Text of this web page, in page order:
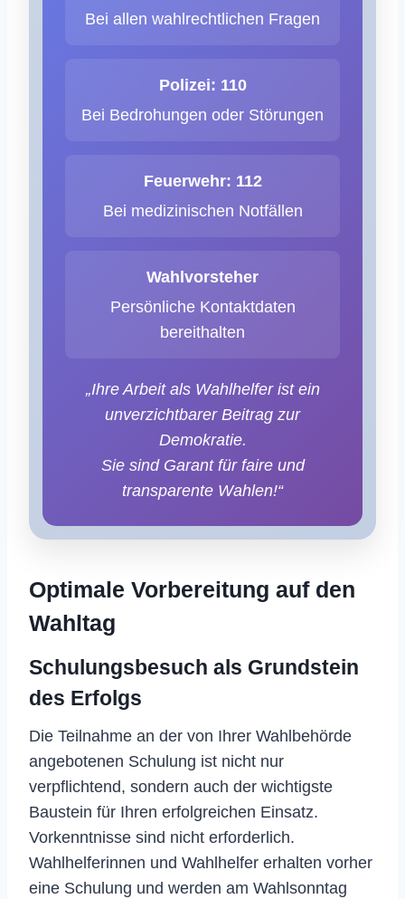
Bei allen wahlrechtlichen Fragen
Polizei: 110
Bei Bedrohungen oder Störungen
Feuerwehr: 112
Bei medizinischen Notfällen
Wahlvorsteher
Persönliche Kontaktdaten
bereithalten
„Ihre Arbeit als Wahlhelfer ist ein
unverzichtbarer Beitrag zur
Demokratie.
Sie sind Garant für faire und
transparente Wahlen!“
Optimale Vorbereitung auf den
Wahltag
Schulungsbesuch als Grundstein
des Erfolgs
Die Teilnahme an der von Ihrer Wahlbehörde
angebotenen Schulung ist nicht nur
verpflichtend, sondern auch der wichtigste
Baustein für Ihren erfolgreichen Einsatz.
Vorkenntnisse sind nicht erforderlich.
Wahlhelferinnen und Wahlhelfer erhalten vorher
eine Schulung und werden am Wahlsonntag